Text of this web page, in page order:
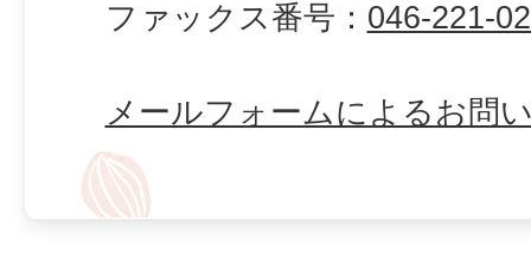
ファックス番号： 046-221-
メールフォームによるお問